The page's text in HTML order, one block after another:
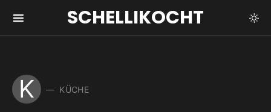
SCHELLIKOCHT
K KÜCHE